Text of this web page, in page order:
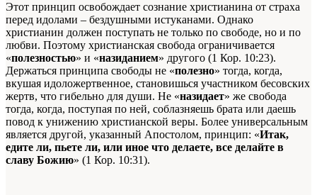
Этот принцип освобождает сознание христианина от страха
перед идолами – бездушными истуканами. Однако
христианин должен поступать не только по свободе, но и по
любви. Поэтому христианская свобода ограничивается
«полезностью» и «назиданием» другого (1 Кор. 10:23).
Держаться принципа свободы не «полезно» тогда, когда,
вкушая идоложертвенное, становишься участником бесовских
жертв, что гибельно для души. Не «назидает» же свобода
тогда, когда, поступая по ней, соблазняешь брата или даешь
повод к унижению христианской веры. Более универсальным
является другой, указанный Апостолом, принцип: «Итак,
едите ли, пьете ли, или иное что делаете, все делайте в
славу Божию» (1 Кор. 10:31).